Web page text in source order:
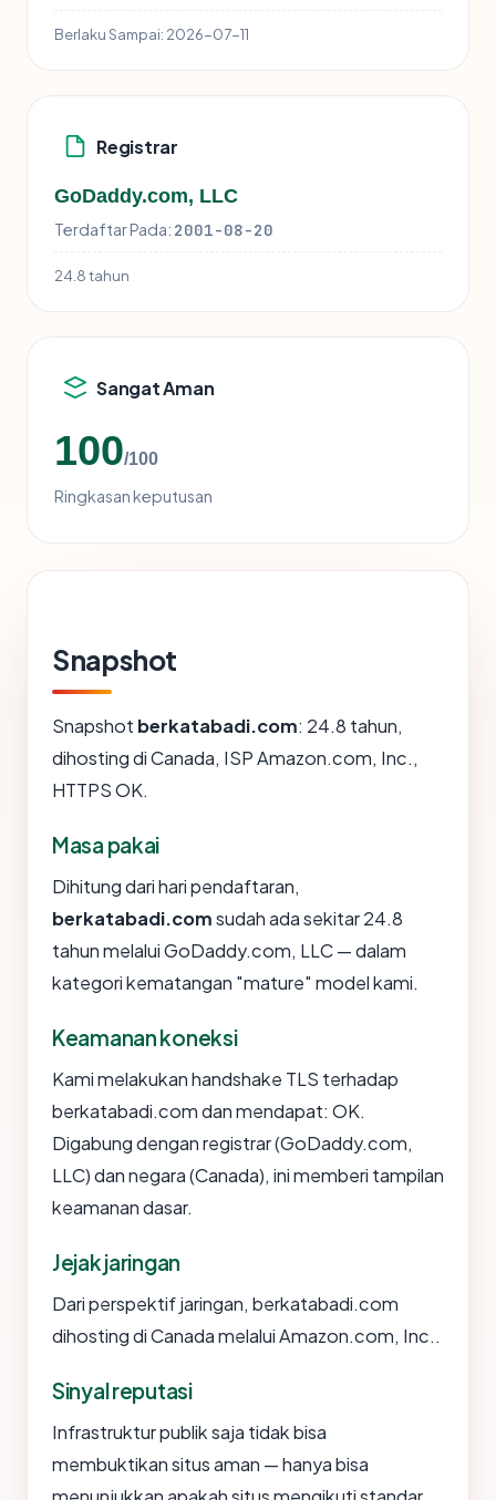
Berlaku Sampai: 2026-07-11
Registrar
GoDaddy.com, LLC
Terdaftar Pada: 2001-08-20
24.8 tahun
Sangat Aman
100/100
Ringkasan keputusan
Snapshot
Snapshot berkatabadi.com: 24.8 tahun,
dihosting di Canada, ISP Amazon.com, Inc.,
HTTPS OK.
Masa pakai
Dihitung dari hari pendaftaran,
berkatabadi.comsudah ada sekitar 24.8
tahun melalui GoDaddy.com, LLC — dalam
kategori kematangan "mature" model kami.
Keamanan koneksi
Kami melakukan handshake TLS terhadap
berkatabadi.com dan mendapat: OK.
Digabung dengan registrar (GoDaddy.com,
LLC) dan negara (Canada), ini memberi tampilan
keamanan dasar.
Jejak jaringan
Dari perspektif jaringan, berkatabadi.com
dihosting di Canada melalui Amazon.com, Inc..
Sinyal reputasi
Infrastruktur publik saja tidak bisa
membuktikan situs aman — hanya bisa